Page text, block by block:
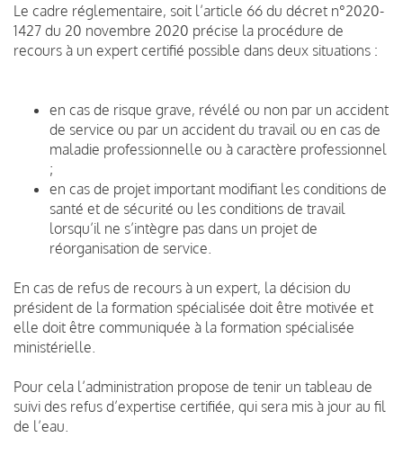
Le cadre réglementaire, soit l’article 66 du décret n°2020-
1427 du 20 novembre 2020 précise la procédure de
recours à un expert certifié possible dans deux situations :
en cas de risque grave, révélé ou non par un accident
de service ou par un accident du travail ou en cas de
maladie professionnelle ou à caractère professionnel
;
en cas de projet important modifiant les conditions de
santé et de sécurité ou les conditions de travail
lorsqu’il ne s’intègre pas dans un projet de
réorganisation de service.
En cas de refus de recours à un expert, la décision du
président de la formation spécialisée doit être motivée et
elle doit être communiquée à la formation spécialisée
ministérielle.
Pour cela l’administration propose de tenir un tableau de
suivi des refus d’expertise certifiée, qui sera mis à jour au fil
de l’eau.